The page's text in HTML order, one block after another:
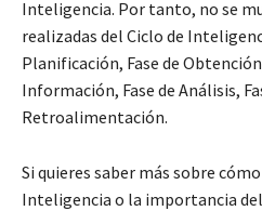
Inteligencia. Por tanto, no se
realizadas del Ciclo de
Planificación, Fase de
Información, Fase de Análisis,
Retroalimentación.
Si quieres saber más sobre
Inteligencia o la importancia